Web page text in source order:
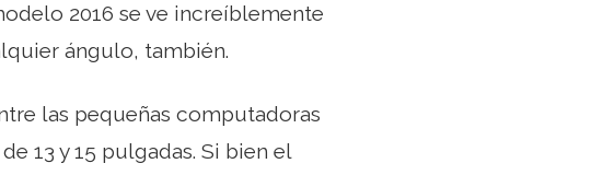
2016 se ve increíblemente
ángulo, también.
las pequeñas computadoras
13 y 15 pulgadas. Si bien el